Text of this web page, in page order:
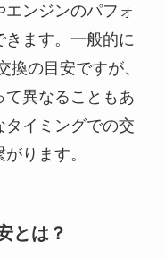
ンジンのパフォ
ます。一般的に
換の目安ですが、
異なることもあ
タイミングでの交
ります。
とは？